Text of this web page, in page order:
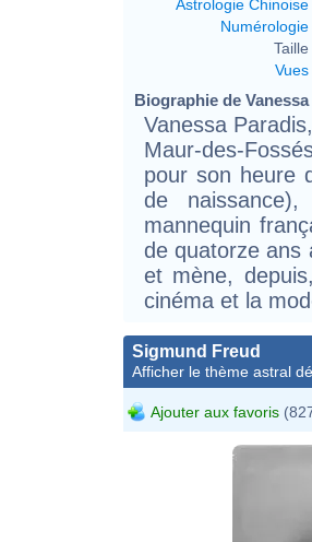
Astrologie Chinoise
Numérologie
Taille
Vues
Biographie de
Vanessa
Maur-des-
pour son heure
de
mannequin
de quatorze ans
et mène,
cinéma et la
Sigmund Freud
Afficher le thème astral
Ajouter aux favoris